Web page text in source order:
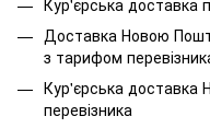
Доставка Новою
з тарифом
Кур'єрська доставка
перевізника